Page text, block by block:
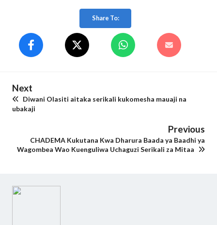
Share To:
Next
Diwani Olasiti aitaka serikali kukomesha mauaji na
ubakaji
Previous
CHADEMA Kukutana Kwa Dharura Baada ya Baadhi ya
Wagombea Wao Kuenguliwa Uchaguzi Serikali za Mitaa